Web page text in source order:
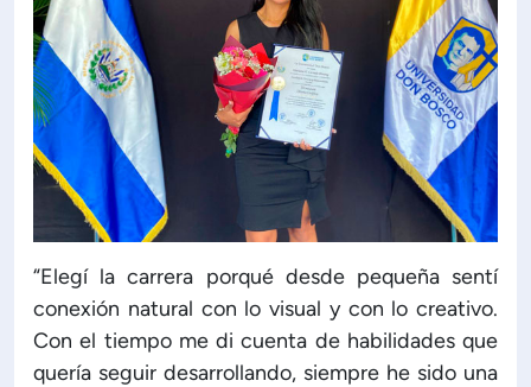
“Elegí la carrera porqué desde pequeña sentí
conexión natural con lo visual y con lo creativo.
Con el tiempo me di cuenta de habilidades que
quería seguir desarrollando, siempre he sido una